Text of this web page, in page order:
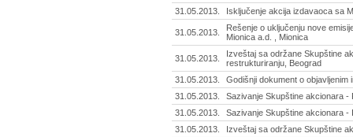
31.05.2013.
Isključenje akcija izdavaoca sa
31.05.2013.
Rešenje o uključenju nove
Mionica a.d. , Mionica
31.05.2013.
Izveštaj sa održane Skupštine
restrukturiranju, Beograd
31.05.2013.
Godišnji dokument o objavljenim
31.05.2013.
Sazivanje Skupštine akcionara -
31.05.2013.
Sazivanje Skupštine akcionara -
31.05.2013.
Izveštaj sa održane Skupštine